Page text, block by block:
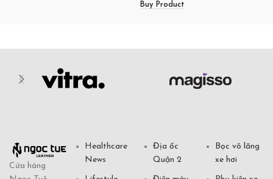
Buy Product
Cửa hàng
Healthcare
News
Địa ốc
Quận 2
Bọc vô lăng
xe hơi